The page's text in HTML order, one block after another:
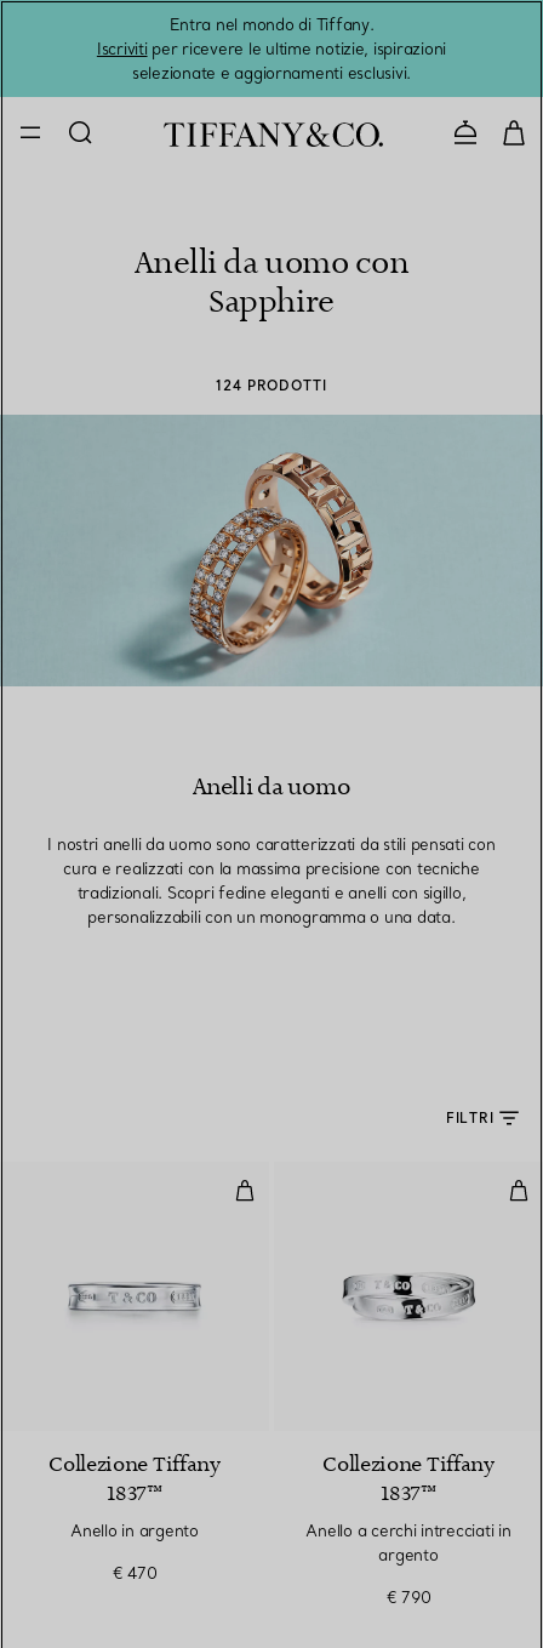
Entra nel mondo di Tiffany.
Iscrivitiper ricevere le ultime notizie, ispirazioni
selezionate e aggiornamenti esclusivi.
Anelli da uomo con
Sapphire
124 PRODOTTI
Anelli da uomo
I nostri anelli da uomo sono caratterizzati da stili pensati con
cura e realizzati con la massima precisione con tecniche
tradizionali. Scopri fedine eleganti e anelli con sigillo,
personalizzabili con un monogramma o una data.
FILTRI
Anello in argento
Collezione Tiffany
1837™
Anello in argento
€ 470
Collezione Tiffany
1837™
Anello a cerchi intrecciati in
argento
€ 790